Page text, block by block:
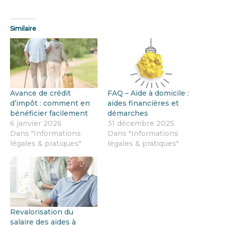
Similaire
Avance de crédit
d’impôt : comment en
bénéficier facilement
6 janvier 2026
Dans "Informations
légales & pratiques"
FAQ – Aide à domicile :
aides financières et
démarches
31 décembre 2025
Dans "Informations
légales & pratiques"
Revalorisation du
salaire des aides à